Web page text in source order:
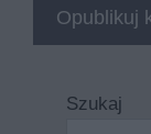
Szukaj